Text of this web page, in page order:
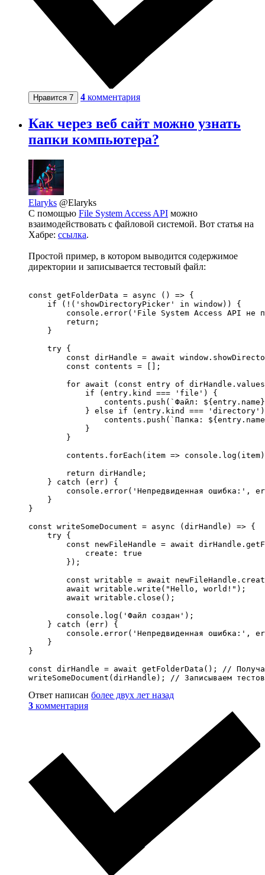
Нравится 7 4 комментария
Как через веб сайт можно узнать
папки компьютера?
Elaryks @Elaryks
С помощью File System Access API можно
взаимодействовать с файловой системой. Вот статья на
Хабре: ссылка.
Простой пример, в котором выводится содержимое
директории и записывается тестовый файл:
const getFolderData = async () => {
    if (!('showDirectoryPicker' in window)) {
console.error('File System Access API не
        return;
    }
    try {
const dirHandle = await
        const contents = [];
for await (const entry of
            if (entry.kind === 'file') {
contents.push(`Файл:
} else if (entry.kind ===
contents.push(`Папка:
            }
        }
contents.forEach(item =>
        return dirHandle;
    } catch (err) {
console.error('Непредвиденная ошибка:',
    }
}
const writeSomeDocument = async (dirHandle) => {
    try {
const newFileHandle = await
            create: true
        });
const writable = await
        await writable.write("Hello, world!");
        await writable.close();
        console.log('Файл создан');
    } catch (err) {
console.error('Непредвиденная ошибка:',
    }
}
const dirHandle = await getFolderData(); //
writeSomeDocument(dirHandle); // Записываем
Ответ написан более двух лет назад
3 комментария